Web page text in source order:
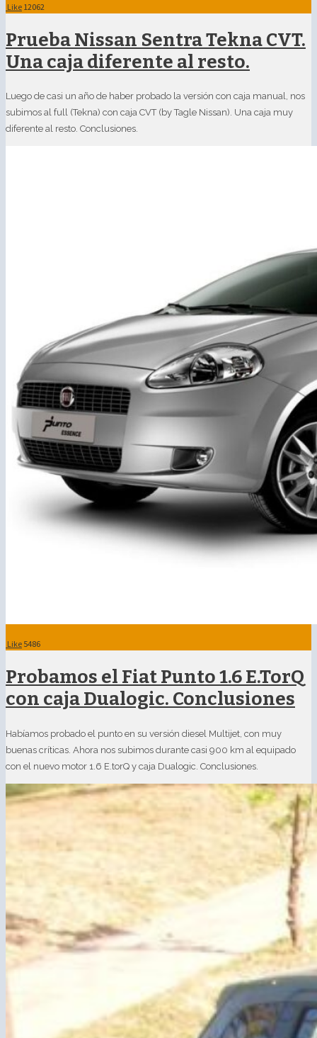
Like 12062
Prueba Nissan Sentra Tekna CVT.
Una caja diferente al resto.
Luego de casi un año de haber probado la versión con caja manual, nos
subimos al full (Tekna) con caja CVT (by Tagle Nissan). Una caja muy
diferente al resto. Conclusiones.
Like 5486
Probamos el Fiat Punto 1.6 E.TorQ
con caja Dualogic. Conclusiones
Habíamos probado el punto en su versión diesel Multijet, con muy
buenas críticas. Ahora nos subimos durante casi 900 km al equipado
con el nuevo motor 1.6 E.torQ y caja Dualogic. Conclusiones.